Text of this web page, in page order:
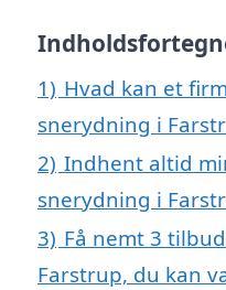
1) Hvad kan et
snerydning i
2) Indhent altid
snerydning i
3) Få nemt 3
Farstrup, du kan